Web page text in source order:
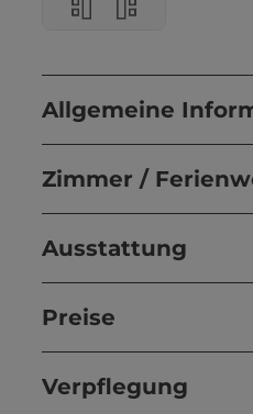
Allgemeine
Zimmer /
Ausstattung
Preise
Verpflegung